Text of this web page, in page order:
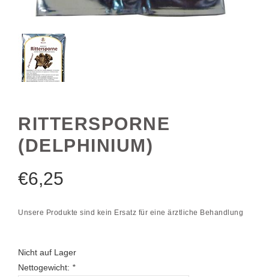
RITTERSPORNE
(DELPHINIUM)
€6,25
Unsere Produkte sind kein Ersatz für eine ärztliche Behandlung
Nicht auf Lager
Nettogewicht: *